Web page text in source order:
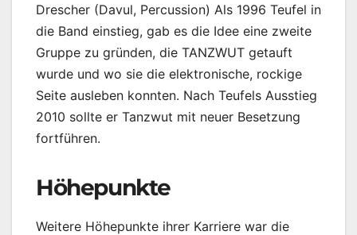
Drescher (Davul, Percussion) Als 1996 Teufel in
die Band einstieg, gab es die Idee eine zweite
Gruppe zu gründen, die TANZWUT getauft
wurde und wo sie die elektronische, rockige
Seite ausleben konnten. Nach Teufels Ausstieg
2010 sollte er Tanzwut mit neuer Besetzung
fortführen.
Höhepunkte
Weitere Höhepunkte ihrer Karriere war die